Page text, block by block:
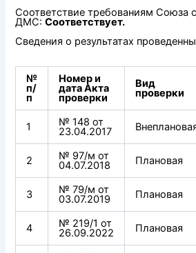
Соответствие требованиям Союза
ДМС:Соответствует.
Сведения о результатах
№
п/
п
Номер и
дата Акта
проверки
Вид
проверки
1 № 148 от
23.04.2017
2 № 97/м от
04.07.2018 Плановая
3 № 79/м от
03.07.2019 Плановая
4 № 219/1 от
26.09.2022 Плановая